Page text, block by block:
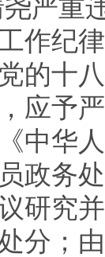
重违
作纪
的十
应予
中华
政务
研究
分；